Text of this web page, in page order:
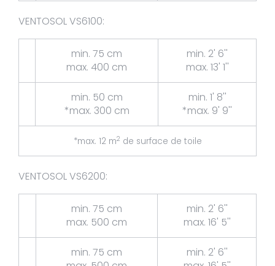
VENTOSOL VS6100:
min. 75 cm
max. 400 cm
min. 2' 6''
max. 13' 1''
min. 50 cm
*max. 300 cm
min. 1' 8''
*max. 9' 9''
*max. 12 m2 de surface de toile
VENTOSOL VS6200:
min. 75 cm
max. 500 cm
min. 2' 6''
max. 16' 5''
min. 75 cm
min. 2' 6''